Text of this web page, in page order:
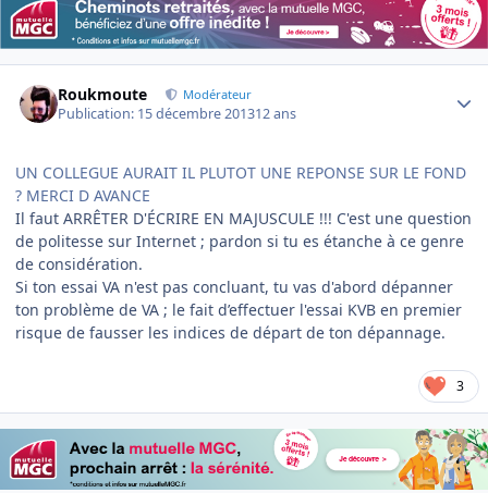
Roukmoute Modérateur
Publication: 15 décembre 201312 ans
UN COLLEGUE AURAIT IL PLUTOT UNE REPONSE SUR LE FOND
? MERCI D AVANCE
Il faut ARRÊTER D'ÉCRIRE EN MAJUSCULE !!! C'est une question
de politesse sur Internet ; pardon si tu es étanche à ce genre
de considération.
Si ton essai VA n'est pas concluant, tu vas d'abord dépanner
ton problème de VA ; le fait d’effectuer l'essai KVB en premier
risque de fausser les indices de départ de ton dépannage.
3